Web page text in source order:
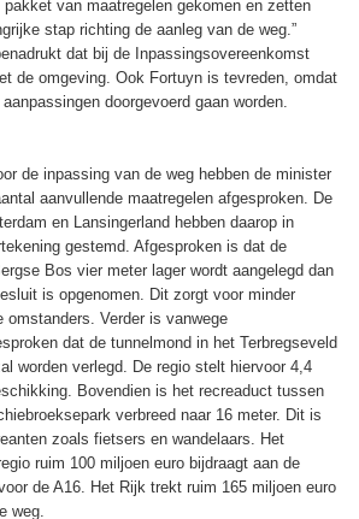
van maatregelen gekomen en zetten
stap richting de aanleg van de weg.”
dat bij de Inpassingsovereenkomst
de omgeving. Ook Fortuyn is tevreden, omdat
doorgevoerd gaan worden.
de inpassing van de weg hebben de minister
aanvullende maatregelen afgesproken. De
en Lansingerland hebben daarop in
gestemd. Afgesproken is dat de
Bos vier meter lager wordt aangelegd dan
is opgenomen. Dit zorgt voor minder
omstanders. Verder is vanwege
dat de tunnelmond in het Terbregseveld
worden verlegd. De regio stelt hiervoor 4,4
Bovendien is het recreaduct tussen
verbreed naar 16 meter. Dit is
zoals fietsers en wandelaars. Het
ruim 100 miljoen euro bijdraagt aan de
de A16. Het Rijk trekt ruim 165 miljoen euro
weg.